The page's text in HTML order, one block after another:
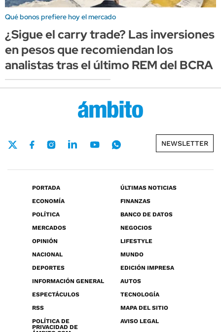
Qué bonos prefiere hoy el mercado
¿Sigue el carry trade? Las inversiones
en pesos que recomiendan los
analistas tras el último REM del BCRA
NEWSLETTER
PORTADA
ÚLTIMAS NOTICIAS
ECONOMÍA
FINANZAS
POLÍTICA
BANCO DE DATOS
MERCADOS
NEGOCIOS
OPINIÓN
LIFESTYLE
NACIONAL
MUNDO
DEPORTES
EDICIÓN IMPRESA
INFORMACIÓN GENERAL
AUTOS
ESPECTÁCULOS
TECNOLOGÍA
RSS
MAPA DEL SITIO
POLÍTICA DE
PRIVACIDAD DE
AVISO LEGAL